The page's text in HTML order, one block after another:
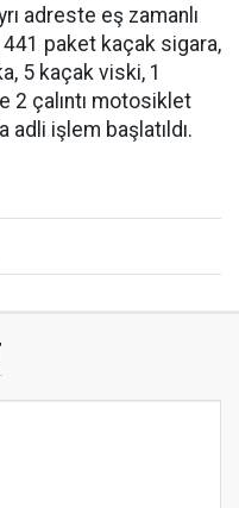
adreste eş zamanlı
441 paket kaçak sigara,
5 kaçak viski, 1
2 çalıntı motosiklet
adli işlem başlatıldı.